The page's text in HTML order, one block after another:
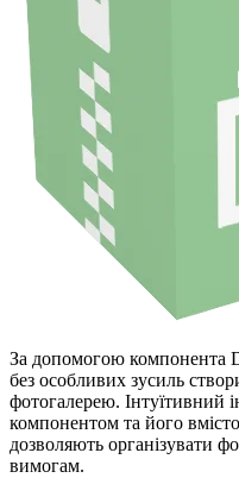
За допомогою компонента
без особливих зусиль
фотогалерею. Інтуїтивний
компонентом та його
дозволяють організувати
вимогам.